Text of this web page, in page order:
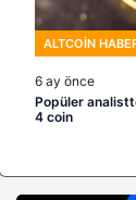
ALTCOIN
6 ay önce
Popüler
4 coin